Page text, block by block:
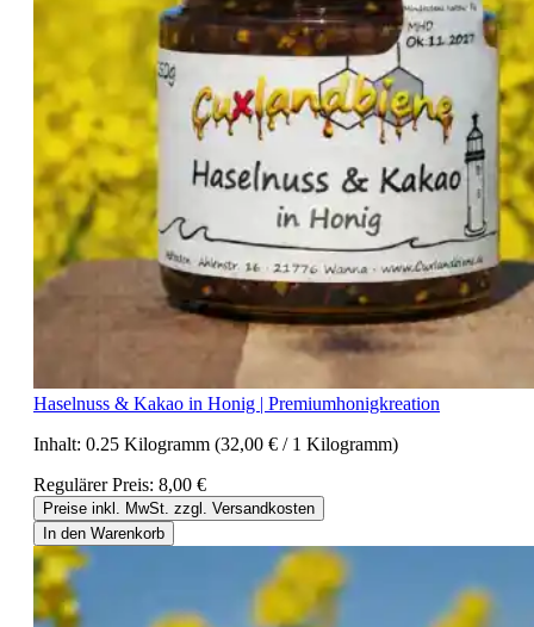
Haselnuss & Kakao in Honig | Premiumhonigkreation
Inhalt: 0.25 Kilogramm (32,00 € / 1 Kilogramm)
Regulärer Preis: 8,00 €
Preise inkl. MwSt. zzgl. Versandkosten
In den Warenkorb